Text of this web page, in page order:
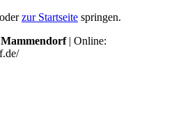
oderzur Startseite springen.
| Online: